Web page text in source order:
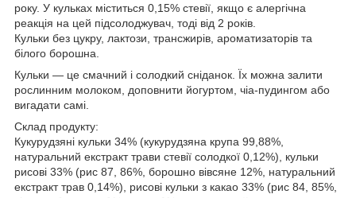
року. У кульках міститься 0,15% стевії, якщо є алергічна
реакція на цей підсолоджувач, тоді від 2 років.
Кульки без цукру, лактози, трансжирів, ароматизаторів та
білого борошна.
Кульки — це смачний і солодкий сніданок. Їх можна залити
рослинним молоком, доповнити йогуртом, чіа-пудингом або
вигадати самі.
Склад продукту:
Кукурудзяні кульки 34% (кукурудзяна крупа 99,88%,
натуральний екстракт трави стевії солодкої 0,12%), кульки
рисові 33% (рис 87, 86%, борошно вівсяне 12%, натуральний
екстракт трав 0,14%), рисові кульки з какао 33% (рис 84, 85%,